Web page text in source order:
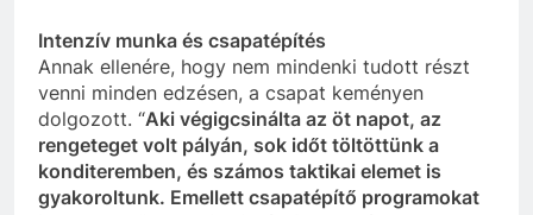
Intenzív munka és csapatépítés
Annak ellenére, hogy nem mindenki tudott részt
venni minden edzésen, a csapat keményen
dolgozott. “Aki végigcsinálta az öt napot, az
rengeteget volt pályán, sok időt töltöttünk a
konditeremben, és számos taktikai elemet is
gyakoroltunk. Emellett csapatépítő programokat